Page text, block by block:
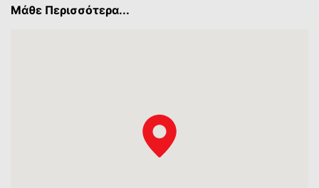
Μάθε Περισσότερα...